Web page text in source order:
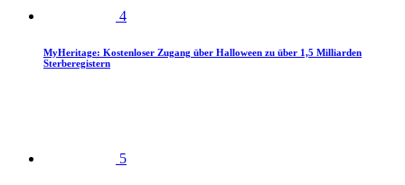
4
MyHeritage: Kostenloser Zugang über Halloween zu über 1,5 Milliarden
Sterberegistern
5